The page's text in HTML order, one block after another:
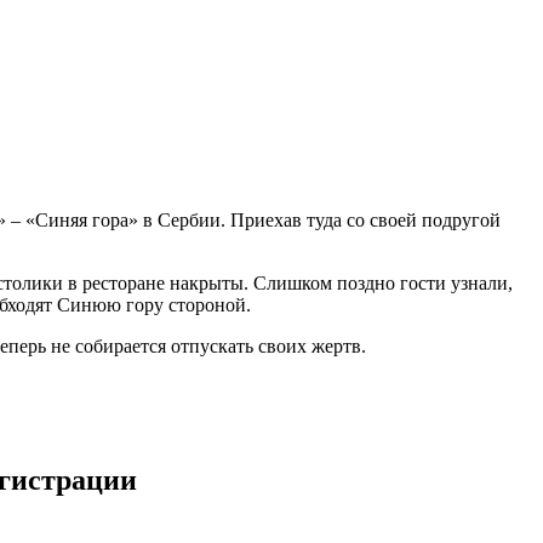
«Синяя гора» в Сербии. Приехав туда со своей подругой
в ресторане накрыты. Слишком поздно гости узнали,
Синюю гору стороной.
не собирается отпускать своих жертв.